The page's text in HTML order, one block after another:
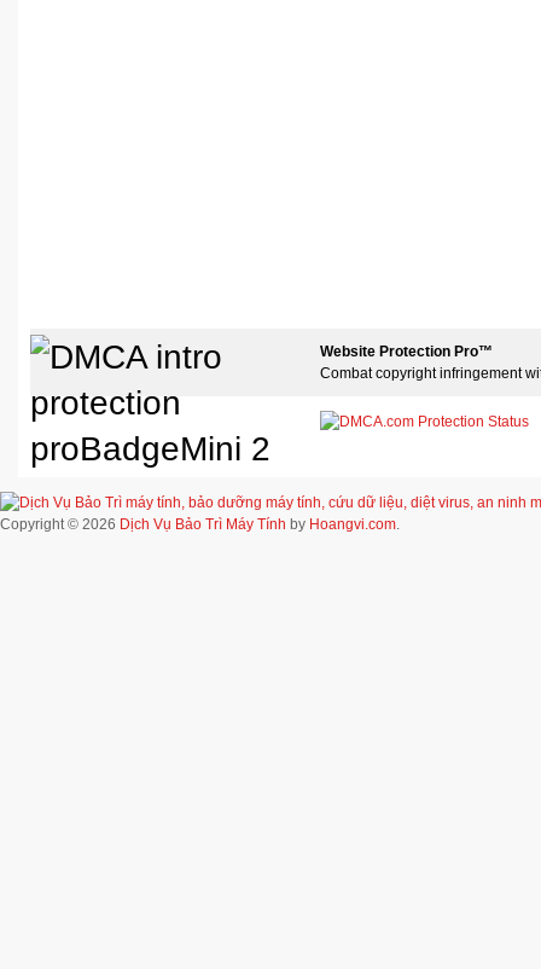
Website Protection Pro™
Combat copyright infringement
Copyright © 2026 Dịch Vụ Bảo Trì Máy Tính by Hoangvi.com.